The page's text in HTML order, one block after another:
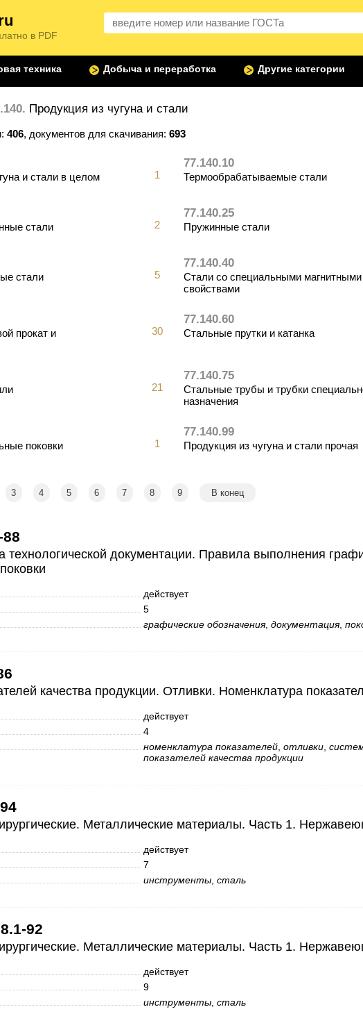
в PDF
техника Добыча и переработка Другие категории
Продукция из чугуна и стали
406, документов для скачивания: 693
и стали в целом
77.140.10
Термообрабатываемые стали
1
стали
77.140.25
Пружинные стали
2
стали
77.140.40
Стали со специальными магнитными
свойствами
5
прокат и
77.140.60
Стальные прутки и катанка
30
77.140.75
Стальные трубы и трубки
назначения
21
поковки
77.140.99
Продукция из чугуна и стали прочая
1
3 4 5 6 7 8 9 В конец
технологической документации. Правила выполнения
действует
5
графические обозначения, документация,
качества продукции. Отливки. Номенклатура
действует
4
номенклатура показателей, отливки,
показателей качества продукции
Металлические материалы. Часть 1.
действует
7
инструменты, сталь
92
Металлические материалы. Часть 1.
действует
9
инструменты, сталь